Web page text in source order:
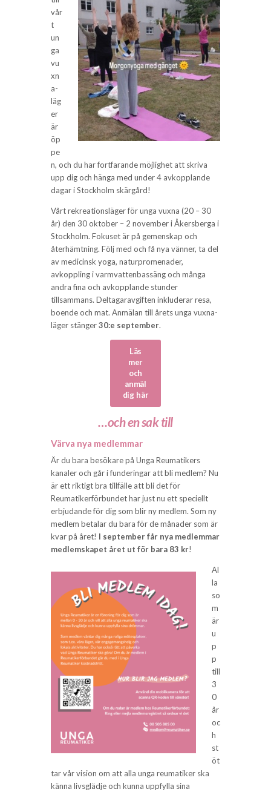
vår
t
un
ga
vu
xn
a-
läg
er
är
öp
pe
n, och du har fortfarande möjlighet att skriva
upp dig och hänga med under 4 avkopplande
dagar i Stockholm skärgård!
Vårt rekreationsläger för unga vuxna (20 – 30
år) den 30 oktober – 2 november i Åkersberga i
Stockholm. Fokuset är på gemenskap och
återhämtning. Följ med och få nya vänner, ta del
av medicinsk yoga, naturpromenader,
avkoppling i varmvattenbassäng och många
andra fina och avkopplande stunder
tillsammans. Deltagaravgiften inkluderar resa,
boende och mat. Anmälan till årets unga vuxna-
läger stänger30:e september.
Läs
mer
och
anmäl
dig här
…och en sak till
Värva nya medlemmar
Är du bara besökare på Unga Reumatikers
kanaler och går i funderingar att bli medlem? Nu
är ett riktigt bra tillfälle att bli det för
Reumatikerförbundet har just nu ett speciellt
erbjudande för dig som blir ny medlem. Som ny
medlem betalar du bara för de månader som är
kvar på året! I september får nya medlemmar
medlemskapet året ut för bara 83 kr!
Al
la
so
m
är
u
p
p
till
3
0
år
oc
h
st
öt
tar vår vision om att alla unga reumatiker ska
känna livsglädje och kunna uppfylla sina